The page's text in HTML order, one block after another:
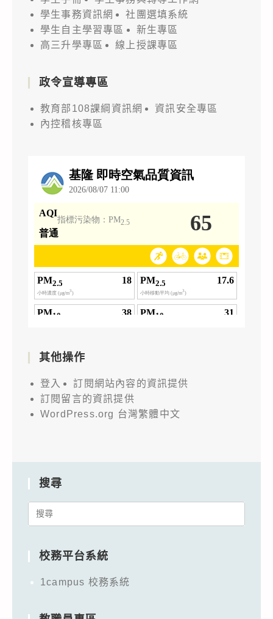
學生事務資訊網
社團選填系統
學生自主學習專區
新生專區
高三升學專區
線上授課專區
政令宣導專區
教育部108課綱資訊網
資訊安全專區
內控稽核專區
其他操作
登入
訂閱網站內容的資訊提供
訂閱留言的資訊提供
WordPress.org 台灣繁體中文
搜尋
Search
校務平台系統
1campus 校務系統